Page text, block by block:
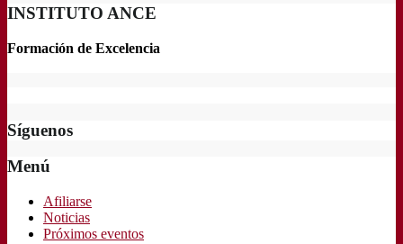
INSTITUTO ANCE
Formación de Excelencia
Síguenos
Menú
Afiliarse
Noticias
Próximos eventos